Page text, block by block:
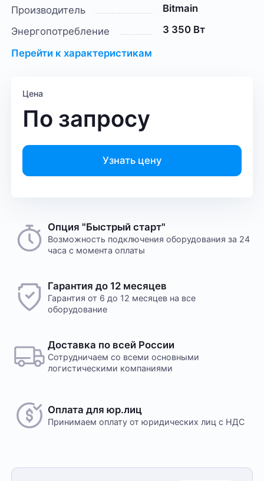
Производитель
Bitmain
Энергопотребление
3 350 Вт
Перейти к характеристикам
Цена
По запросу
Узнать цену
Опция "Быстрый старт"
Возможность подключения оборудования за 24
часа с момента оплаты
Гарантия до 12 месяцев
Гарантия от 6 до 12 месяцев на все
оборудование
Доставка по всей России
Сотрудничаем со всеми основными
логистическими компаниями
Оплата для юр.лиц
Принимаем оплату от юридических лиц с НДС